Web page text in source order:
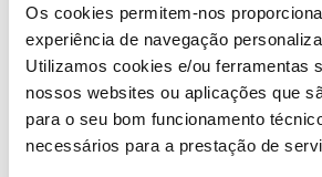
Os cookies permitem-nos
experiência de navegação
Utilizamos cookies e/ou ferramentas
nossos websites ou aplicações que
para o seu bom funcionamento
necessários para a prestação de
6)Numa taça congelada, servir
intercalado com molho de chocolate.
7)Terminar com aparas de chocolate e
chocolate.